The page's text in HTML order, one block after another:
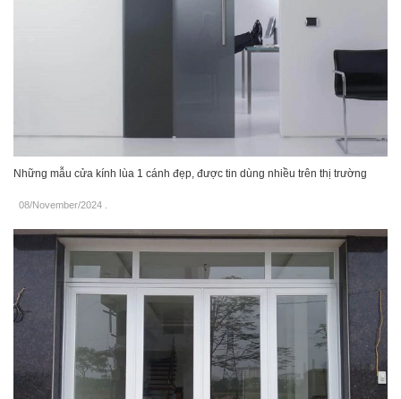
Những mẫu cửa kính lùa 1 cánh đẹp, được tin dùng nhiều trên thị trường
08/November/2024